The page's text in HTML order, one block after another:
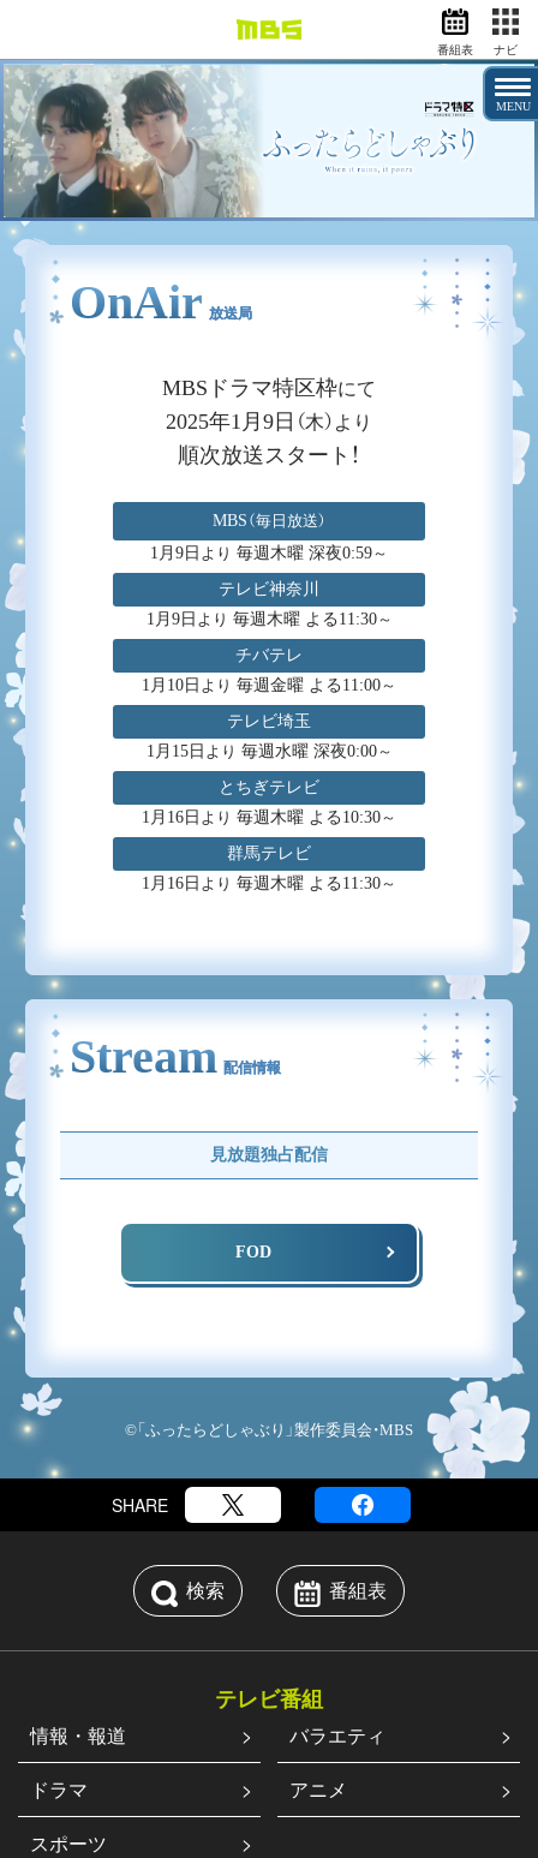
情報・報道
バラエティ
ドラマ
アニメ
スポーツ
ニュース
天気・防災
グッズ
検索
番組表 ナビ
MENU
OnAir 放送局
MBSドラマ特区枠にて
2025年1月9日 （木）より
順次放送スタート！
MBS （毎日放送）
1月9日 より 毎週木曜 深夜0:59～
テレビ神奈川
1月9日 より 毎週木曜 よる11:30～
チバテレ
1月10日 より 毎週金曜 よる11:00～
テレビ埼玉
1月15日 より 毎週水曜 深夜0:00～
とちぎテレビ
1月16日 より 毎週木曜 よる10:30～
群馬テレビ
1月16日 より 毎週木曜 よる11:30～
Stream 配信情報
見放題独占配信
FOD
©「ふったらどしゃぶり」製作委員会・MBS
SHARE
検索 番組表
テレビ番組
情報・報道
バラエティ
ドラマ
アニメ
スポーツ